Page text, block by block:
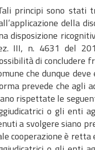
principi sono stati
della
disposizione
III, n. 4631 del
di concludere
che dunque
prevede che agli
rispettate le
o gli enti
a svolgere siano
cooperazione è retta